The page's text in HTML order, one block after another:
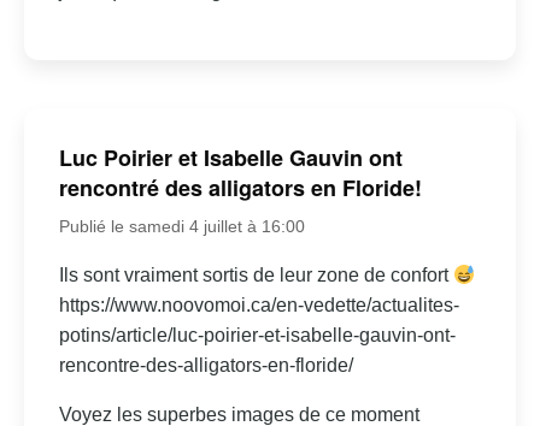
Luc Poirier et Isabelle Gauvin ont
rencontré des alligators en Floride!
Publié le samedi 4 juillet à 16:00
Ils sont vraiment sortis de leur zone de confort
https://www.noovomoi.ca/en-vedette/actualites-
potins/article/luc-poirier-et-isabelle-gauvin-ont-
rencontre-des-alligators-en-floride/
Voyez les superbes images de ce moment